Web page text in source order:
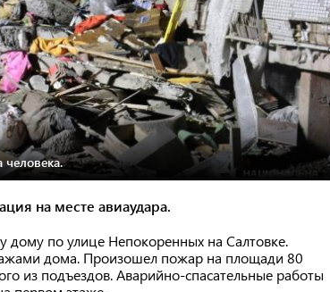
человека.
на месте авиаудара.
дому по улице Непокоренных на Салтовке.
дома. Произошел пожар на площади 80
из подъездов. Аварийно-спасательные работы